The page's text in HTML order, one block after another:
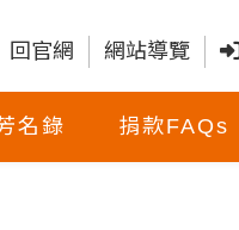
回官網 網站導覽
名錄 捐款FAQs